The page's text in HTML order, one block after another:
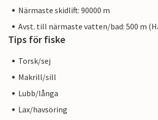
Närmaste skidlift: 90000 m
Avst. till närmaste vatten/bad: 500 m
Tips för fiske
Torsk/sej
Makrill/sill
Lubb/långa
Lax/havsöring